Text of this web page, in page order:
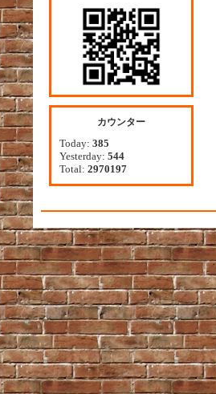
カウンター
Today: 385
Yesterday: 544
Total: 2970197